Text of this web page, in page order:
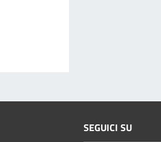
SEGUICI SU